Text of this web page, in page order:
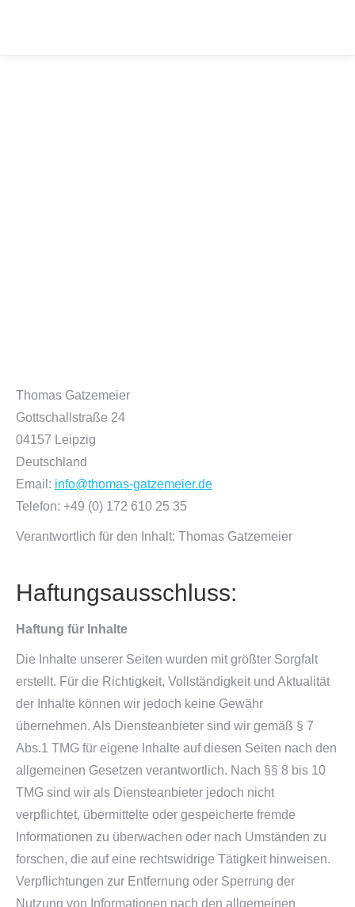
Thomas Gatzemeier
Gottschallstraße 24
04157 Leipzig
Deutschland
Email: info@thomas-gatzemeier.de
Telefon: +49 (0) 172 610 25 35
Verantwortlich für den Inhalt: Thomas Gatzemeier
Haftungsausschluss:
Haftung für Inhalte
Die Inhalte unserer Seiten wurden mit größter Sorgfalt
erstellt. Für die Richtigkeit, Vollständigkeit und Aktualität
der Inhalte können wir jedoch keine Gewähr
übernehmen. Als Diensteanbieter sind wir gemäß § 7
Abs.1 TMG für eigene Inhalte auf diesen Seiten nach den
allgemeinen Gesetzen verantwortlich. Nach §§ 8 bis 10
TMG sind wir als Diensteanbieter jedoch nicht
verpflichtet, übermittelte oder gespeicherte fremde
Informationen zu überwachen oder nach Umständen zu
forschen, die auf eine rechtswidrige Tätigkeit hinweisen.
Verpflichtungen zur Entfernung oder Sperrung der
Nutzung von Informationen nach den allgemeinen